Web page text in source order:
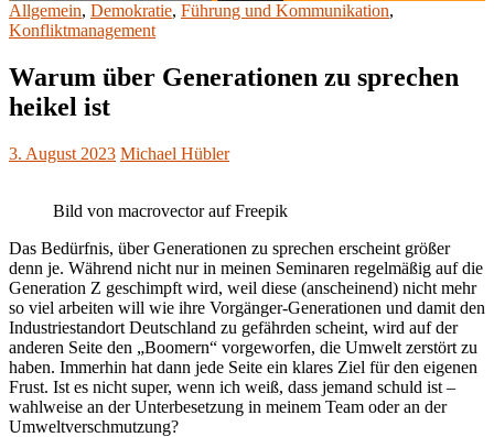
nach:
Allgemein, Demokratie, Führung und Kommunikation,
Konfliktmanagement
Warum über Generationen zu sprechen
heikel ist
3. August 2023 Michael Hübler
Bild von macrovector auf Freepik
Das Bedürfnis, über Generationen zu sprechen erscheint größer
denn je. Während nicht nur in meinen Seminaren regelmäßig auf die
Generation Z geschimpft wird, weil diese (anscheinend) nicht mehr
so viel arbeiten will wie ihre Vorgänger-Generationen und damit den
Industriestandort Deutschland zu gefährden scheint, wird auf der
anderen Seite den „Boomern“ vorgeworfen, die Umwelt zerstört zu
haben. Immerhin hat dann jede Seite ein klares Ziel für den eigenen
Frust. Ist es nicht super, wenn ich weiß, dass jemand schuld ist –
wahlweise an der Unterbesetzung in meinem Team oder an der
Umweltverschmutzung?